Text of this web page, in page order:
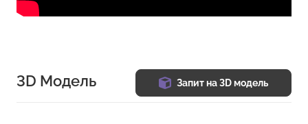
3D Модель Запит на 3D модель